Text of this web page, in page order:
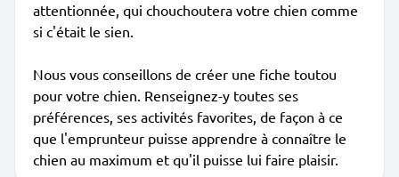
attentionnée, qui chouchoutera votre chien comme
si c'était le sien.
Nous vous conseillons de créer une fiche toutou
pour votre chien. Renseignez-y toutes ses
préférences, ses activités favorites, de façon à ce
que l'emprunteur puisse apprendre à connaître le
chien au maximum et qu'il puisse lui faire plaisir.